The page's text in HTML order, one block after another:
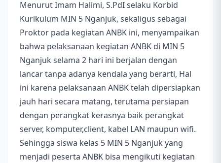
Menurut Imam Halimi, S.PdI selaku Korbid
Kurikulum MIN 5 Nganjuk, sekaligus sebagai
Proktor pada kegiatan ANBK ini, menyampaikan
bahwa pelaksanaan kegiatan ANBK di MIN 5
Nganjuk selama 2 hari ini berjalan dengan
lancar tanpa adanya kendala yang berarti, Hal
ini karena pelaksanaan ANBK telah dipersiapkan
jauh hari secara matang, terutama persiapan
dengan perangkat kerasnya baik perangkat
server, komputer,client, kabel LAN maupun wifi.
Sehingga siswa kelas 5 MIN 5 Nganjuk yang
menjadi peserta ANBK bisa mengikuti kegiatan